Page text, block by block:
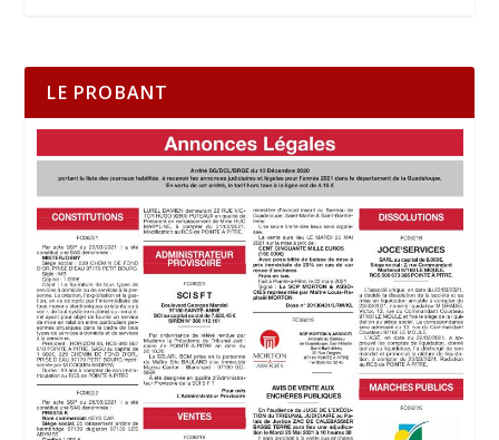
LE PROBANT